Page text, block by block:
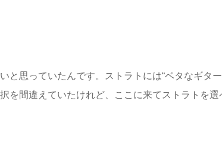
思っていたんです。ストラトには“ベタなギター
を間違えていたけれど、ここに来てストラトを選